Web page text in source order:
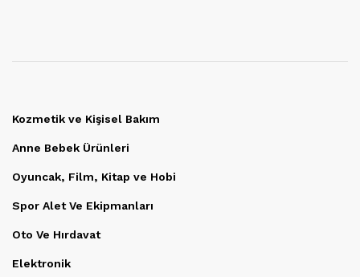
Kozmetik ve Kişisel Bakım
Anne Bebek Ürünleri
Oyuncak, Film, Kitap ve Hobi
Spor Alet Ve Ekipmanları
Oto Ve Hırdavat
Elektronik